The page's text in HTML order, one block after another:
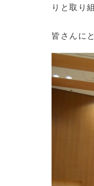
りと取り
皆さんに